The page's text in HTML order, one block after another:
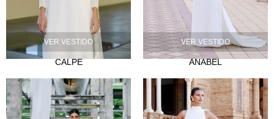
VER VESTIDO
CALPE
VER VESTIDO
ANABEL